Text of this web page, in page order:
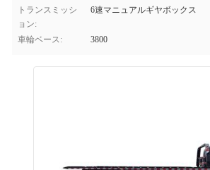
トランスミッシ
ョン:
6速マニュアルギヤボックス
車輪ベース: 3800